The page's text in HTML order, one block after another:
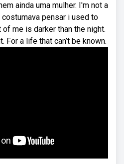
ainda uma mulher. I'm not a
costumava pensar i used to
of me is darker than the night.
For a life that can’t be known.